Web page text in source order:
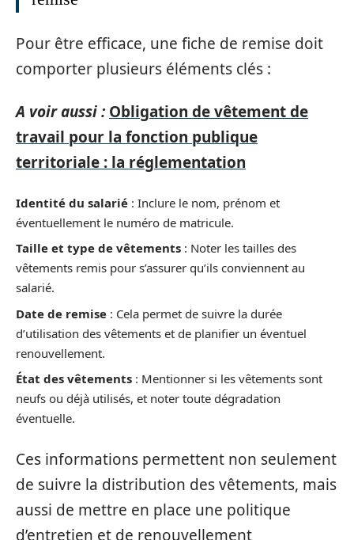
Pour être efficace, une fiche de remise doit
comporter plusieurs éléments clés :
A voir aussi : Obligation de vêtement de
travail pour la fonction publique
territoriale : la réglementation
Identité du salarié : Inclure le nom, prénom et
éventuellement le numéro de matricule.
Taille et type de vêtements : Noter les tailles des
vêtements remis pour s’assurer qu’ils conviennent au
salarié.
Date de remise : Cela permet de suivre la durée
d’utilisation des vêtements et de planifier un éventuel
renouvellement.
État des vêtements : Mentionner si les vêtements sont
neufs ou déjà utilisés, et noter toute dégradation
éventuelle.
Ces informations permettent non seulement
de suivre la distribution des vêtements, mais
aussi de mettre en place une politique
d’entretien et de renouvellement